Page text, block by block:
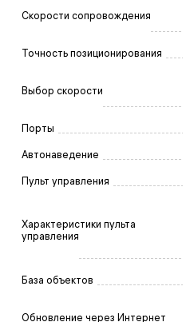
Скорости сопровождения
Точность позиционирования
Выбор скорости
Порты
Автонаведение
Пульт управления
Характеристики пульта
управления
База объектов
Обновление через Интернет